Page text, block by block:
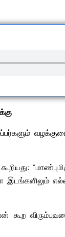
இடங்களிலும்